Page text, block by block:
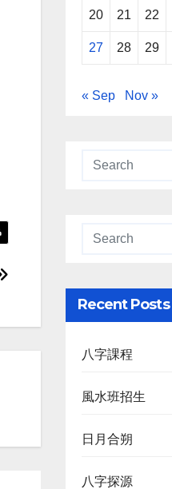
20 21 22
27 28 29
« Sep Nov »
Recent Posts
八字課程
風水班招生
日月合朔
八字探源